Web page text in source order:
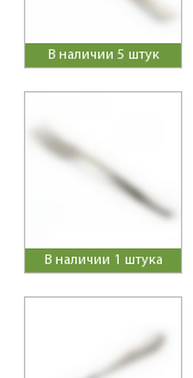
В наличии 5 штук
В наличии 1 штука